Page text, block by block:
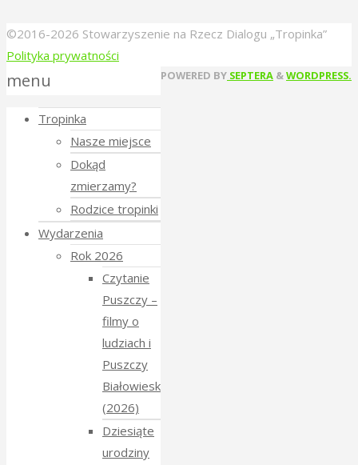
©2016-2026 Stowarzyszenie na Rzecz Dialogu „Tropinka”
Polityka prywatności
POWERED BY SEPTERA &WORDPRESS.
Back
Top
menu
Tropinka
Nasze miejsce
Dokąd
zmierzamy?
Rodzice tropinki
Wydarzenia
Rok 2026
Czytanie
Puszczy –
filmy o
ludziach i
Puszczy
Białowieskiej
(2026)
Dziesiąte
urodziny